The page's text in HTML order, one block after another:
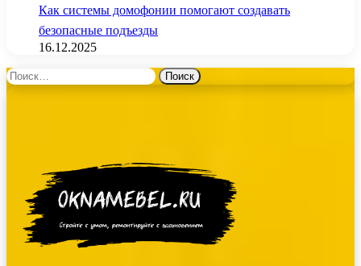
Как системы домофонии помогают создавать
безопасные подъезды
16.12.2025
Найти: